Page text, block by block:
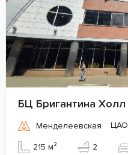
БЦ Бригантина Холл
Менделеевская ЦАО
215 м² 2